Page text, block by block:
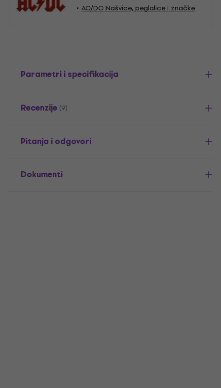
AC/DC Našvice, peglalice i značke
Parametri i specifikacija
Recenzije (9)
Pitanja i odgovori
Dokumenti